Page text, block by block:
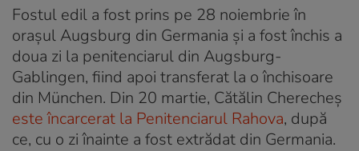
Fostul edil a fost prins pe 28 noiembrie în
oraşul Augsburg din Germania și a fost închis a
doua zi la penitenciarul din Augsburg-
Gablingen, fiind apoi transferat la o închisoare
din München. Din 20 martie, Cătălin Cherecheș
este încarcerat la Penitenciarul Rahova, după
ce, cu o zi înainte a fost extrădat din Germania.